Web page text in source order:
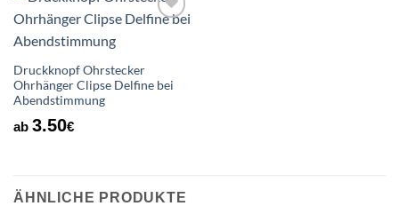
Druckknopf Ohrstecker
Ohrhänger Clipse Delfine bei
Abendstimmung
ab 3.50€
ÄHNLICHE PRODUKTE